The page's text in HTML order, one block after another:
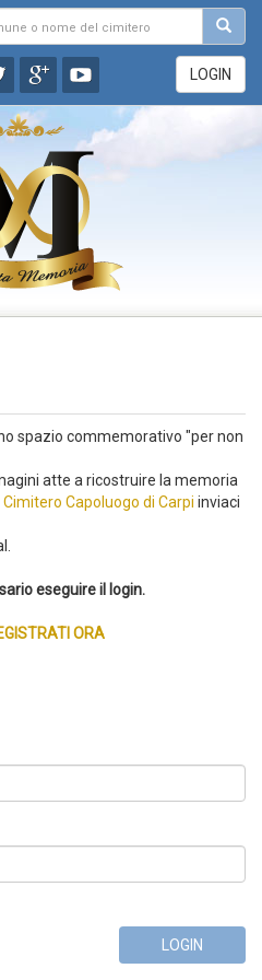
LOGIN
spazio commemorativo "per non
atte a ricostruire la memoria
Cimitero Capoluogo di Carpi inviaci
eseguire il login.
ORA
LOGIN